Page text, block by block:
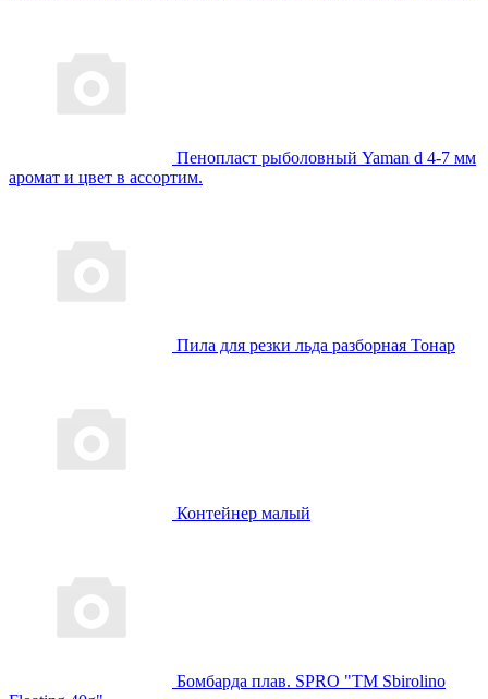
Пенопласт рыболовный Yaman d 4-7 мм
аромат и цвет в ассортим.
Пила для резки льда разборная Тонар
Контейнер малый
Бомбарда плав. SPRO "TM Sbirolino